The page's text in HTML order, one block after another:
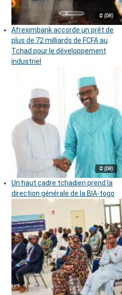
© (DR)
Afreximbank accorde un prêt de
plus de 72 milliards de FCFA au
Tchad pour le développement
industriel
© (DR)
Un haut cadre tchadien prend la
direction générale de la BIA-togo